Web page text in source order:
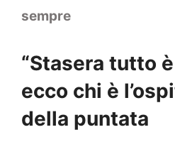
sempre
“Stasera tutto
ecco chi è
della puntata